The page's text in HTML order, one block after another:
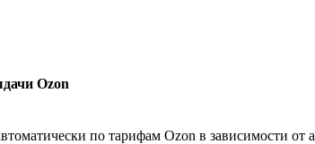
Ozon
по тарифам Ozon в зависимости от